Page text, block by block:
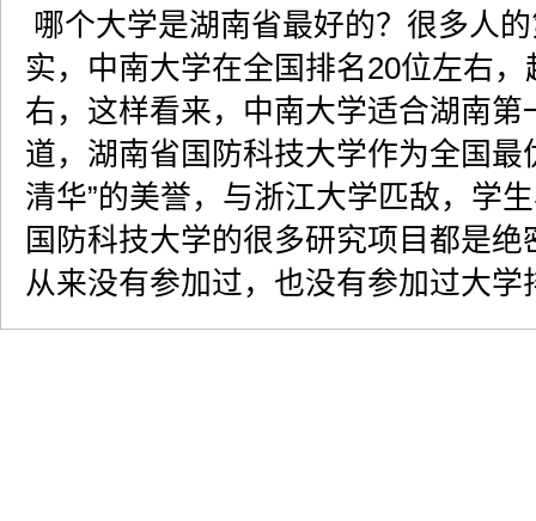
哪个大学是湖南省最好的？很多人
实，中南大学在全国排名20位左右
右，这样看来，中南大学适合湖南
道，湖南省国防科技大学作为全国最
清华”的美誉，与浙江大学匹敌，学
国防科技大学的很多研究项目都是
从来没有参加过，也没有参加过大学